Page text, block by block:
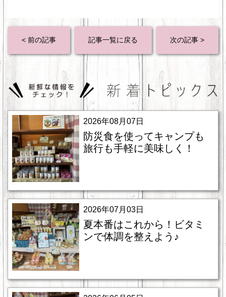
< 前の記事 記事一覧に戻る 次の記事 >
2026年08月07日
防災食を使ってキャンプも
旅行も手軽に美味しく！
2026年07月03日
夏本番はこれから！ビタミ
ンで体調を整えよう♪